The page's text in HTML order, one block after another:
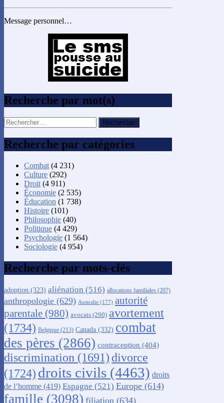
Message personnel…
Recherche par mot(s)
Rechercher :
Recherche par catégories
Combat (4 231)
Culture (292)
Droit (4 911)
Économie (2 535)
Éducation (1 738)
Histoire (101)
Philosophie (40)
Politique (4 429)
Psychologie (1 564)
Sociologie (4 954)
Recherche par mots-clés
adoption (323) aliénation (516) allocations familiales (207)
anthropologie (629) Australie (177) autorité
parentale (980) avocats (290) avortement
(1734) Belgique (213) Canada (332) combat
des pères (2866) contraception (404)
discrimination (1691) divorce
(1724) droits civils (4463) droits
de l’homme (419) Espagne (521) Europe (614)
famille (3098) filiation (634)